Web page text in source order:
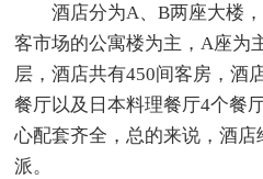
酒店分为A、B两座大楼，
客市场的公寓楼为主，A座为
层，酒店共有450间客房，酒
餐厅以及日本料理餐厅4个餐
心配套齐全，总的来说，酒
派。